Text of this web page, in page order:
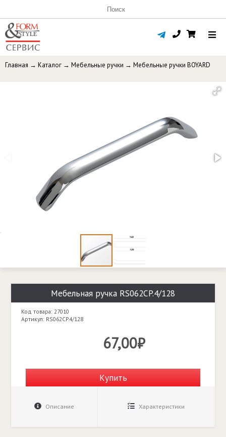
Главная → Каталог → Мебельные ручки → Мебельные ручки BOYARD
Мебельная ручка RS062CP.4/128
Код товара: 27010
Артикул: RS062CP.4/128
67,00₽
Купить
Описание Характеристики